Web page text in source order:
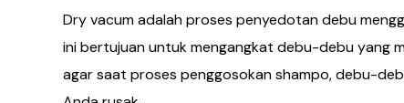
Dry vacum adalah proses penyedotan debu
ini bertujuan untuk mengangkat debu-debu yang
agar saat proses penggosokan shampo, debu-